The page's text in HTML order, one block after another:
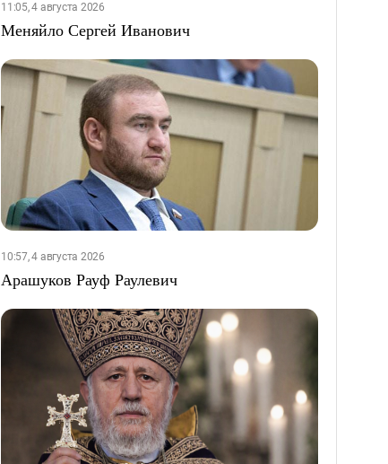
11:05, 4 августа 2026
Меняйло Сергей Иванович
10:57, 4 августа 2026
Арашуков Рауф Раулевич